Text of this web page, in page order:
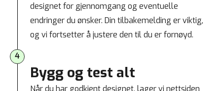
designet for gjennomgang og eventuelle
endringer du ønsker. Din tilbakemelding er viktig,
og vi fortsetter å justere den til du er fornøyd.
4
Bygg og test alt
Når du har godkjent designet, lager vi nettsiden